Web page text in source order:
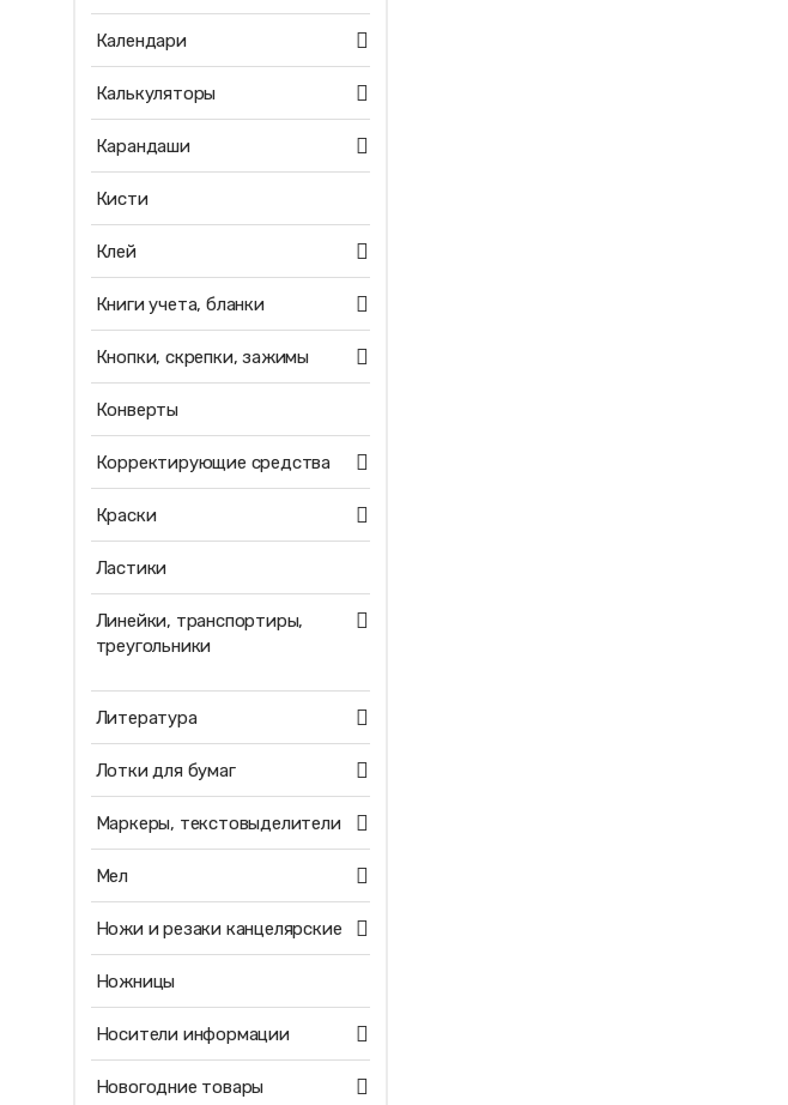
Календари
Калькуляторы
Карандаши
Кисти
Клей
Книги учета, бланки
Кнопки, скрепки, зажимы
Конверты
Корректирующие средства
Краски
Ластики
Линейки, транспортиры,
треугольники
Литература
Лотки для бумаг
Маркеры, текстовыделители
Мел
Ножи и резаки канцелярские
Ножницы
Носители информации
Новогодние товары